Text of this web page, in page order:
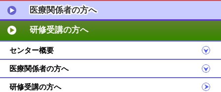
医療関係者の方へ
研修受講の方へ
センター概要
医療関係者の方へ
研修受講の方へ